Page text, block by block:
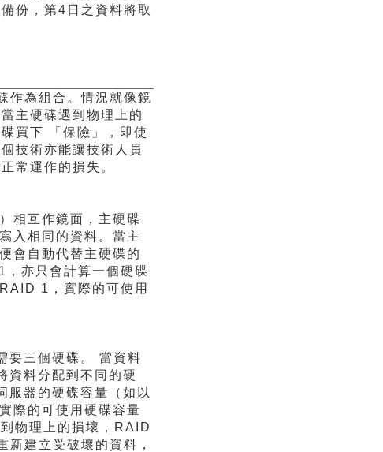
份，第4日之資料將取
作為組合。情況就像鏡
主硬碟遇到物理上的
買下 「保險」，即使
技術亦能讓技術人員
常運作的損失。
相互作鏡面，主硬碟
入相同的資料。當主
會自動代替主硬碟的
亦只會計算一個硬碟
1，實際的可使用
要三個硬碟。 當資料
資料分配到不同的硬
服器的硬碟容量（如以
際的可使用硬碟容量
物理上的損壞，RAID
新建立受破壞的資料，